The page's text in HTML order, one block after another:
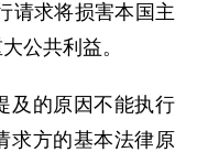
求将损害本国主
公共利益。
的原因不能执行
求方的基本法律原